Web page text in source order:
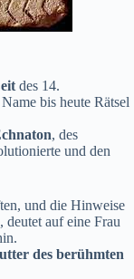
des 14.
bis heute Rätsel
, des
und den
und die Hinweise
auf eine Frau
des berühmten